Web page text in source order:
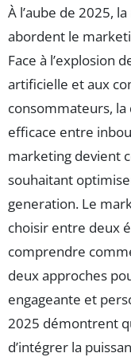
À l’aube de 2025,
abordent le
Face à l’explosion
artificielle et aux
consommateurs,
efficace entre
marketing devient
souhaitant
generation. Le
choisir entre deux
comprendre
deux approches
engageante et
2025 démontrent
d’intégrer la